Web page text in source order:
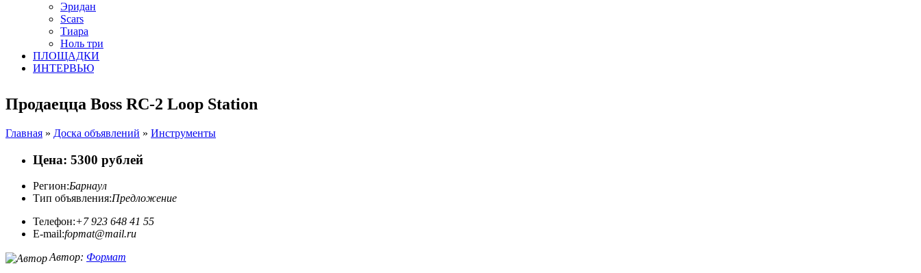
Эридан
Scars
Тиара
Ноль три
ПЛОЩАДКИ
ИНТЕРВЬЮ
Продаецца Boss RC-2 Loop Station
Главная » Доска объявлений » Инструменты
Цена: 5300 рублей
Регион:Барнаул
Тип объявления:Предложение
Телефон:+7 923 648 41 55
E-mail:fopmat@mail.ru
Автор: Формат